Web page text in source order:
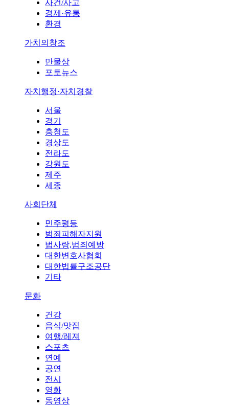
사건/사고
경제·유통
환경
가치의창조
만물상
포토뉴스
자치행정·자치경찰
서울
경기
충청도
경상도
전라도
강원도
제주
세종
사회단체
민주평등
범죄피해자지원
법사랑,범죄예방
대한변호사협회
대한법률구조공단
기타
문화
건강
음식/맛집
여행/레져
스포츠
연예
공연
전시
영화
동영상